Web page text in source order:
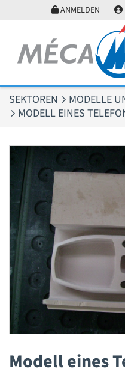
ANMELDEN
SEKTOREN
MODELLE
MODELL EINES
Modell eines
Cookie-Einstellungen